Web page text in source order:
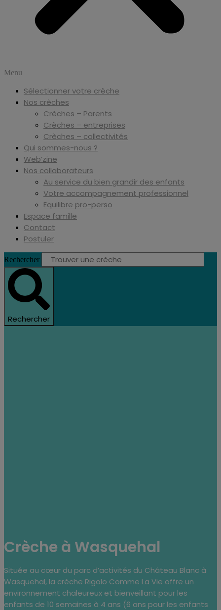
Menu
Sélectionner votre crèche
Nos crèches
Crèches – Parents
Crèches – entreprises
Crèches – collectivités
Qui sommes-nous ?
Web’zine
Nos collaborateurs
Au service du bien grandir des enfants
Votre accompagnement professionnel
Equilibre pro-perso
Espace famille
Contact
Postuler
Rechercher
Rechercher
Crèche à Wasquehal
Située au cœur du parc d’activités du Château Blanc à
Wasquehal, la crèche Rigolo Comme La Vie offre un
environnement chaleureux et bienveillant pour les
enfants de 10 semaines à 4 ans (6 ans pour les enfants